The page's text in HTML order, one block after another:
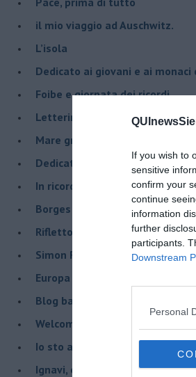
If you wish to
sensitive
confirm your
continue
information
further
participants.
Downstream
Personal
​il mio viaggio ad Auschwitz.
​L’isola
Dedicato ai giovani e ai
​Foibe e giornata dei ricordi
Letterina di Natale
Mare greco
​Dedicato a George Floyd
​In ricordo di un compagno.
Borges aveva capito
Riflettono fiori rossi
Simon Radowitzky
Europa vicina e lontana dal mio
Blog barbino
Welcome to America
​Io sto ancora con gli indiani
​Ignavi, opportunisti e codardi